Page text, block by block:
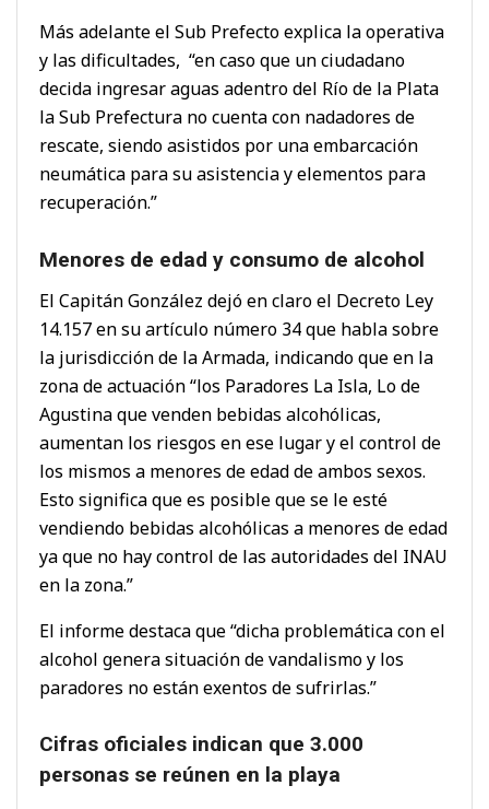
Más adelante el Sub Prefecto explica la operativa
y las dificultades, “en caso que un ciudadano
decida ingresar aguas adentro del Río de la Plata
la Sub Prefectura no cuenta con nadadores de
rescate, siendo asistidos por una embarcación
neumática para su asistencia y elementos para
recuperación.”
Menores de edad y consumo de alcohol
El Capitán González dejó en claro el Decreto Ley
14.157 en su artículo número 34 que habla sobre
la jurisdicción de la Armada, indicando que en la
zona de actuación “los Paradores La Isla, Lo de
Agustina que venden bebidas alcohólicas,
aumentan los riesgos en ese lugar y el control de
los mismos a menores de edad de ambos sexos.
Esto significa que es posible que se le esté
vendiendo bebidas alcohólicas a menores de edad
ya que no hay control de las autoridades del INAU
en la zona.”
El informe destaca que “dicha problemática con el
alcohol genera situación de vandalismo y los
paradores no están exentos de sufrirlas.”
Cifras oficiales indican que 3.000
personas se reúnen en la playa